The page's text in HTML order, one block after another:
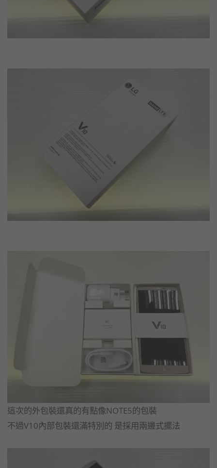
這次的外包裝還真的有點像NOTE5的包裝
不過V10內部包裝還滿特別的 是採用兩邊式擺法